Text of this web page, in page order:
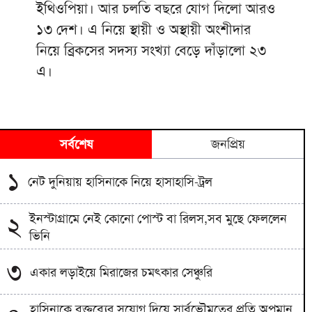
ইথিওপিয়া। আর চলতি বছরে যোগ দিলো আরও
১৩ দেশ। এ নিয়ে স্থায়ী ও অস্থায়ী অংশীদার
নিয়ে ব্রিকসের সদস্য সংখ্যা বেড়ে দাঁড়ালো ২৩
এ।
সর্বশেষ জনপ্রিয়
১ নেট দুনিয়ায় হাসিনাকে নিয়ে হাসাহাসি-ট্রল
২
ইনস্টাগ্রামে নেই কোনো পোস্ট বা রিলস,সব মুছে ফেললেন
ভিনি
৩ একার লড়াইয়ে মিরাজের চমৎকার সেঞ্চুরি